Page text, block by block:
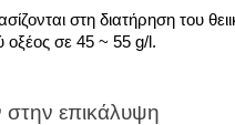
στη διατήρηση του
οξέος σε 45 ~ 55 g/l.
επικάλυψη